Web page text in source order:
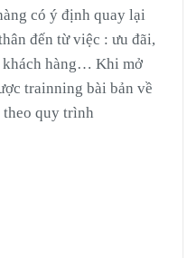
có ý định quay lại
đến từ việc : ưu đãi,
khách hàng… Khi mở
trainning bài bản về
theo quy trình